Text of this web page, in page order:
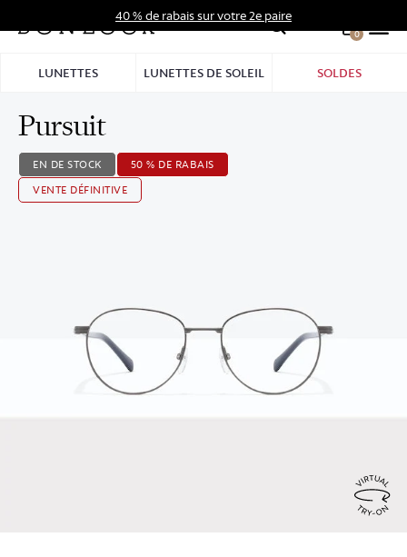
au
40 % de rabais sur votre 2e paire
0
LUNETTES LUNETTES DE SOLEIL SOLDES
Pursuit
EN DE STOCK
50 % DE RABAIS
VENTE DÉFINITIVE